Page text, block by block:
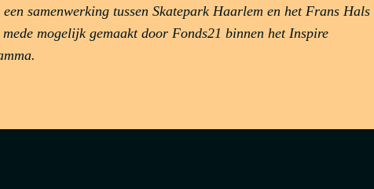
samenwerking tussen Skatepark Haarlem en het Frans Hals
mogelijk gemaakt door Fonds21 binnen het Inspire